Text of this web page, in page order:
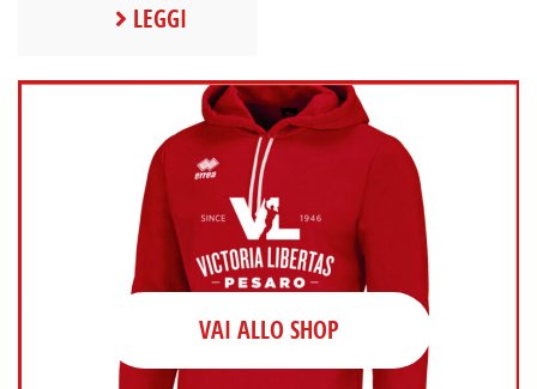
LEGGI
VAI ALLO SHOP